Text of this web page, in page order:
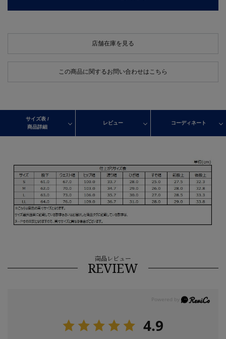
店舗在庫を見る
この商品に関するお問い合わせはこちら
サイズ表 /
商品詳細
レビュー コーディネート
商品レビュー
REVIEW
4.9